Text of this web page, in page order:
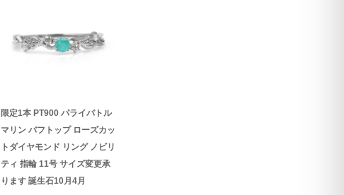
限定1本 PT900 パライバトル
マリン バフトップ ローズカッ
トダイヤモンド リング ノビリ
ティ 指輪 11号 サイズ変更承
ります 誕生石10月4月